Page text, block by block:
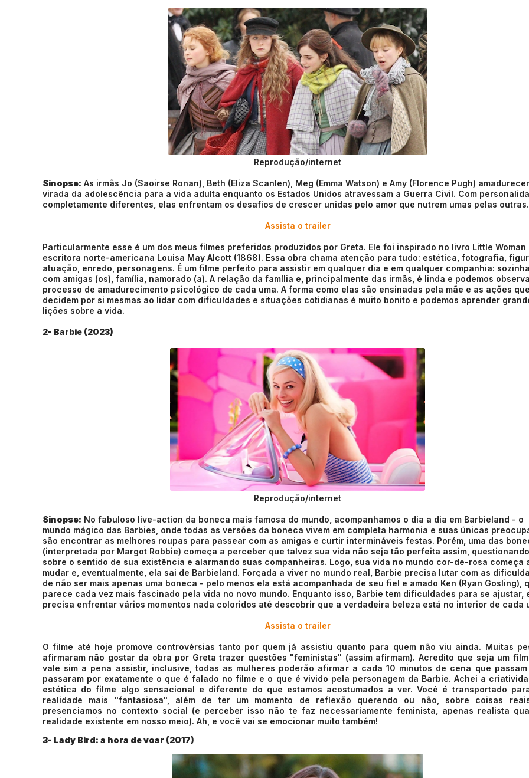
Reprodução/internet
Sinopse: As irmãs Jo (Saoirse Ronan), Beth (Eliza Scanlen), Meg (Emma Watson) e Amy (Florence Pugh)
virada da adolescência para a vida adulta enquanto os Estados Unidos atravessam a Guerra Civil. Com
completamente diferentes, elas enfrentam os desafios de crescer unidas pelo amor que nutrem umas pelas outras.
Assista o trailer
Particularmente esse é um dos meus filmes preferidos produzidos por Greta. Ele foi inspirado no livro Little Woman
escritora norte-americana Louisa May Alcott (1868). Essa obra chama atenção para tudo: estética, fotografia,
atuação, enredo, personagens. É um filme perfeito para assistir em qualquer dia e em qualquer companhia: sozinha
com amigas (os), família, namorado (a). A relação da família e, principalmente das irmãs, é linda e podemos
processo de amadurecimento psicológico de cada uma. A forma como elas são ensinadas pela mãe e as ações que
decidem por si mesmas ao lidar com dificuldades e situações cotidianas é muito bonito e podemos aprender
lições sobre a vida.
2- Barbie (2023)
Reprodução/internet
Sinopse: No fabuloso live-action da boneca mais famosa do mundo, acompanhamos o dia a dia em Barbieland - o
mundo mágico das Barbies, onde todas as versões da boneca vivem em completa harmonia e suas únicas
são encontrar as melhores roupas para passear com as amigas e curtir intermináveis festas. Porém, uma das
(interpretada por Margot Robbie) começa a perceber que talvez sua vida não seja tão perfeita assim,
sobre o sentido de sua existência e alarmando suas companheiras. Logo, sua vida no mundo cor-de-rosa começa
mudar e, eventualmente, ela sai de Barbieland. Forçada a viver no mundo real, Barbie precisa lutar com as
de não ser mais apenas uma boneca - pelo menos ela está acompanhada de seu fiel e amado Ken (Ryan Gosling),
parece cada vez mais fascinado pela vida no novo mundo. Enquanto isso, Barbie tem dificuldades para se ajustar,
precisa enfrentar vários momentos nada coloridos até descobrir que a verdadeira beleza está no interior de cada
Assista o trailer
O filme até hoje promove controvérsias tanto por quem já assistiu quanto para quem não viu ainda. Muitas
afirmaram não gostar da obra por Greta trazer questões "feministas" (assim afirmam). Acredito que seja um
vale sim a pena assistir, inclusive, todas as mulheres poderão afirmar a cada 10 minutos de cena que
passaram por exatamente o que é falado no filme e o que é vivido pela personagem da Barbie. Achei a
estética do filme algo sensacional e diferente do que estamos acostumados a ver. Você é transportado
realidade mais "fantasiosa", além de ter um momento de reflexão querendo ou não, sobre coisas
presenciamos no contexto social (e perceber isso não te faz necessariamente feminista, apenas realista
realidade existente em nosso meio). Ah, e você vai se emocionar muito também!
3- Lady Bird: a hora de voar (2017)